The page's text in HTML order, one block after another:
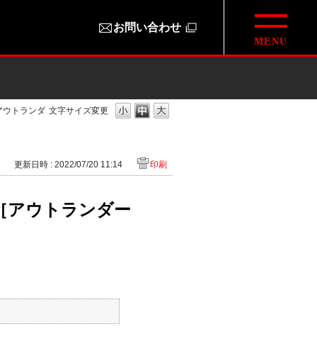
お問い合わせ
文字サイズ変更
ウトランダ
更新日時 : 2022/07/20 11:14 印刷
アウトランダー